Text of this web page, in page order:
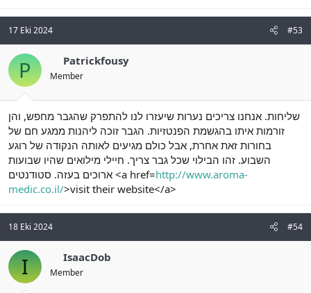
17 Eki 2024 #53
P Patrickfousy
Member
שליחות. אנחנו צריכים נערות שיעזרו לנו להתפרק שהגבר מחפש, והן
זורמות איתו בהגשמת הפנטזיות. הגבר זוכה ליהנות ממגע חם של
בחורות זאת אחרת, אבל כולם מגיעים לאותה הנקודה של רוגע
השבוע. זהו הבילוי שכל גבר צריך. חיילי מילואים שהיו שבועות
ארוכים בעזה. סטודנטים <a href=http://www.aroma-
medic.co.il/>visit their website</a>
18 Eki 2024 #54
I IsaacDob
Member